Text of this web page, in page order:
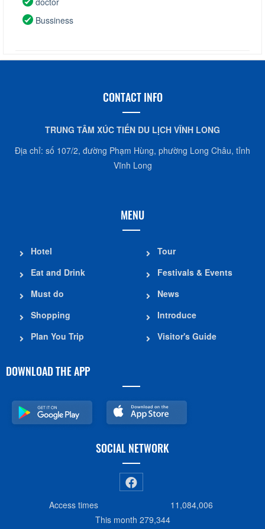
Bussiness
CONTACT INFO
TRUNG TÂM XÚC TIẾN DU LỊCH VĨNH LONG
Địa chỉ: số 107/2, đường Phạm Hùng, phường Long Châu, tỉnh
Vĩnh Long
MENU
Hotel
Eat and Drink
Must do
Shopping
Plan You Trip
Tour
Festivals & Events
News
Introduce
Visitor's Guide
DOWNLOAD THE APP
SOCIAL NETWORK
Access times
11,084,006
This month 279,344